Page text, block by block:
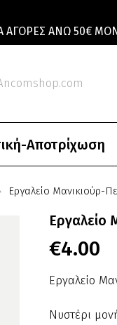
ΑΓΟΡΈΣ ΆΝΩ 50€
Αποτρίχωση
Εργαλείο Μανικιούρ-
Εργαλείο
€4.00
Εργαλείο
Νυστέρι